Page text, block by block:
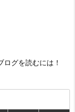
グを読むには！